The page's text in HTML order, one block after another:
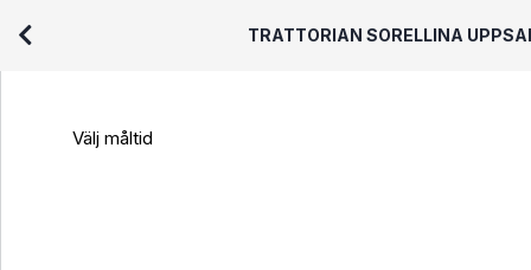
TRATTORIAN SORELLINA
Välj måltid